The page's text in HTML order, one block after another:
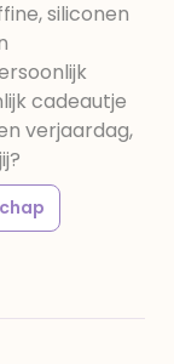
siliconen
cadeautje
verjaardag,